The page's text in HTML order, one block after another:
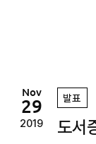
Nov
29
2019
발표
도서